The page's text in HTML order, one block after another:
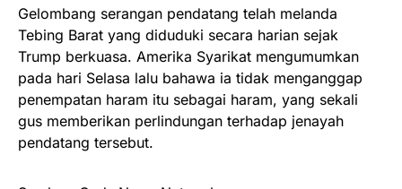
Gelombang serangan pendatang telah melanda
Tebing Barat yang diduduki secara harian sejak
Trump berkuasa. Amerika Syarikat mengumumkan
pada hari Selasa lalu bahawa ia tidak menganggap
penempatan haram itu sebagai haram, yang sekali
gus memberikan perlindungan terhadap jenayah
pendatang tersebut.